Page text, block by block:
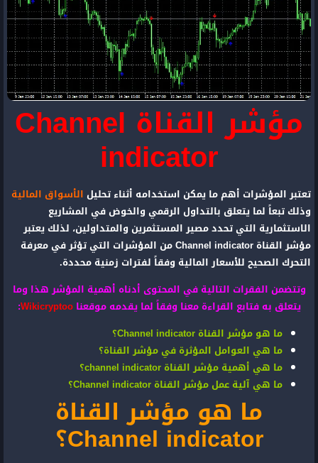
مؤشر القناة Channel
indicator
تعتبر المؤشرات أهم ما يمكن استخدامه أثناء تحليل الأسواق المالية
وذلك تبعاً لما يتعلق بالتداول الرقمي والخوض في المشاريع
الاستثمارية التي تحدد مصير المستثمرين والمتداولين، لذلك يعتبر
مؤشر القناة Channel indicator من المؤشرات التي تؤثر في معرفة
التحرك الصحيح للأسعار المالية وفقاً لفترات زمنية محددة.
وتتضمن الفقرات التالية في المحتوى أدناه أهمية المؤشر هذا وما
يتعلق به فتابع القراءة معنا وفقاً لما يقدمه موقعناWikicryptoo
:
ما هو مؤشر القناة Channel indicator؟
ما هي العوامل المؤثرة في مؤشر القناة؟
ما هي أهمية مؤشر القناة channel indicator؟
ما هي آلية عمل مؤشر القناة Channel indicator؟
ما هو مؤشر القناة
Channel indicator؟